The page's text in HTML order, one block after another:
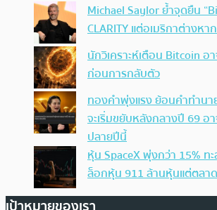
Michael Saylor ย้ำจุดยืน
CLARITY แต่อเมริกาต่างห
นักวิเคราะห์เตือน Bitcoin
ก่อนการกลับตัว
ทองคำพุ่งแรง ย้อนคำทำนา
จะเริ่มขยับหลังกลางปี 69 อ
ปลายปีนี้
หุ้น SpaceX พุ่งกว่า 15% ท
ล็อกหุ้น 911 ล้านหุ้นแต่ตลาด